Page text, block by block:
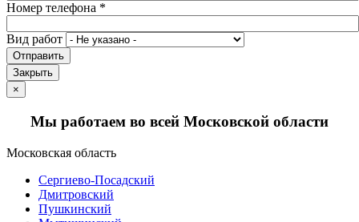
Номер телефона *
Вид работ
Отправить
Закрыть
×
Мы работаем во всей Московской области
Московская область
Сергиево-Посадский
Дмитровский
Пушкинский